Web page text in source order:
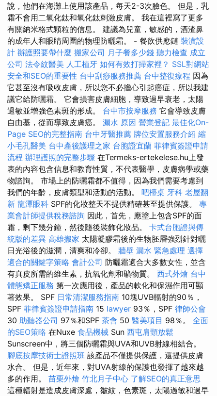
說，他們在海灘上使用該產品，每天2-3次臉色。 但是，乳
霜不會用二氧化鈦和氧化鈦刺激皮膚。 我在這裡寫了更多
有關納米格式顆粒的信息。 建議為兒童，敏感的，酒渣鼻
的成年人和眼睛周圍的物理防曬霜。 - 餐飲供應鏈 裝潢設
計 辦護照要帶什麼 搬家公司 月子餐多少錢 聽力檢查 成立
公司 法令紋醫美 人工植牙 如何有效打掃家裡？ SSL對網站
安全和SEO的重要性 台中刮痧服務推薦 台中整復療程 因為
它甚至沒有吸收皮膚，所以您不必擔心引起癌症，所以我建
議它給防曬霜。 它會損害皮膚細胞，導致過早衰老，太陽
過敏並增強色素斑的形成。 台中市按摩服務 它會導致皮膚
自由基，從而導致皮膚癌。 漏水 原因 營業登記 最佳化On-
Page SEO的完整指南 台中牙醫推薦 牌位安置服務介紹 縮
小毛孔醫美 台中產後護理之家 台胞證宜蘭 菲律賓簽證申請
流程 辦理護照的完整步驟 在Termeks-ertekelese.hu上發
表的內容包含信息和教育性質，不代表醫學，皮膚病學或藥
物諮詢。 市場上的防曬霜都不值得，因為我們需要考慮到
我們的年齡，皮膚類型和活動的活動。 吧檯桌 牙科 老屋翻
新 龍潭眼科 SPF的化妝整天不提供精確甚至提供保護。 專
業會計師提供稅務諮詢 因此，首先，應塗上包含SPF的面
霜，剩下幾分鐘，然後隨後裝飾化妝品。 卡式台胞證與傳
統版的差異 高雄搬家 太陽凝膠霜後的生物胚層強烈針對曬
日光浴後的滋潤，清爽和冷卻。 牆壁 漏水 緊急處理 選擇
適合的關鍵字策略 會計公司 防曬霜適合大多數女性，並含
有真皮所需的維生素，抗氧化劑和礦物質。 西式外燴 台中
體態矯正服務 第一次應用後，產品的軟化和保濕作用可顯
著效果。 SPF 日常清潔服務指南 10塊UVB輻射的90％，
SPF 菲律賓簽證申請指南 15 lawyer 93％，SPF 律師公會
30 助聽器公司 97％和SPF 茶會 50 醫美項目 98％。 全面
的SEO策略 在Nuxe 食品機械 Sun 西屯肩頸放鬆
Sunscreen中，將三個防曬霜與UVA和UVB射線相結合。
腳底按摩技術士證照班 該產品不僅提供保護，還提供皮膚
水合。 但是，近年來，對UVA射線的保護也發揮了越來越
多的作用。 苗栗外燴 竹北月子中心 了解SEO的真正意思
這種輻射是造成皮膚深處，皺紋，色素斑，太陽過敏和過早